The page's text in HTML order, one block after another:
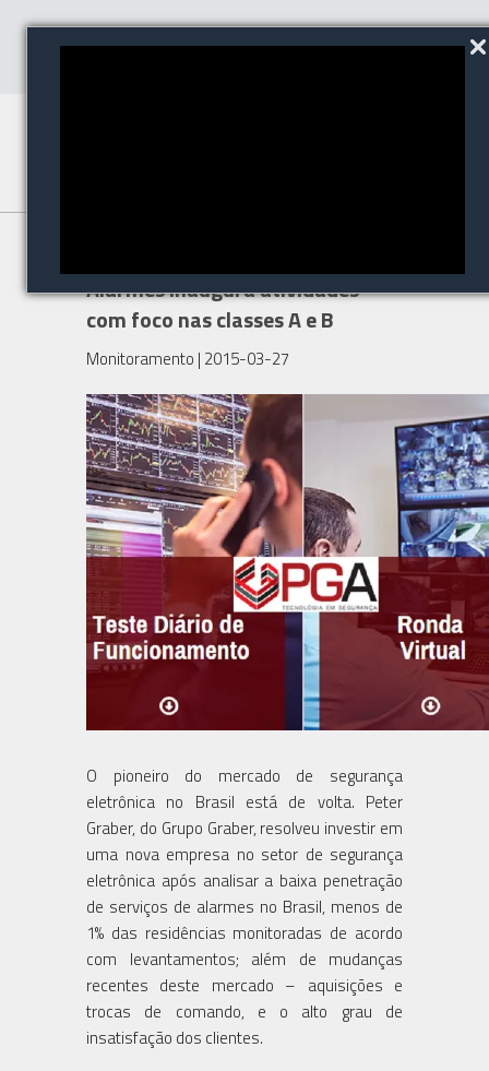
Alarmes inaugura atividades
com foco nas classes A e B
Monitoramento | 2015-03-27
O pioneiro do mercado de segurança
eletrônica no Brasil está de volta. Peter
Graber, do Grupo Graber, resolveu investir em
uma nova empresa no setor de segurança
eletrônica após analisar a baixa penetração
de serviços de alarmes no Brasil, menos de
1% das residências monitoradas de acordo
com levantamentos; além de mudanças
recentes deste mercado – aquisições e
trocas de comando, e o alto grau de
insatisfação dos clientes.